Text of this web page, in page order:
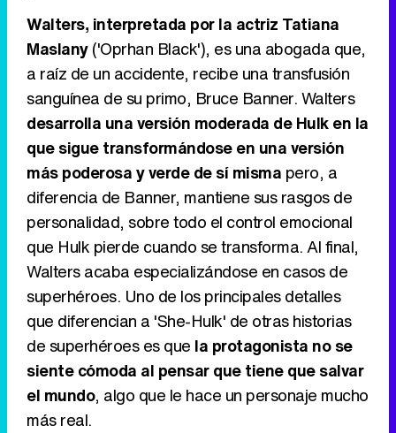
Canción ganadora de Eurovisión 2026: DARA con "Bangaranga" por Bulgaria
Walters, interpretada por la actriz Tatiana
Maslany('Oprhan Black'), es una abogada que,
a raíz de un accidente, recibe una transfusión
sanguínea de su primo, Bruce Banner. Walters
desarrolla una versión moderada de Hulk en la
que sigue transformándose en una versión
más poderosa y verde de sí misma pero, a
diferencia de Banner, mantiene sus rasgos de
personalidad, sobre todo el control emocional
que Hulk pierde cuando se transforma. Al final,
Walters acaba especializándose en casos de
superhéroes. Uno de los principales detalles
que diferencian a 'She-Hulk' de otras historias
de superhéroes es que la protagonista no se
siente cómoda al pensar que tiene que salvar
el mundo, algo que le hace un personaje mucho
más real.